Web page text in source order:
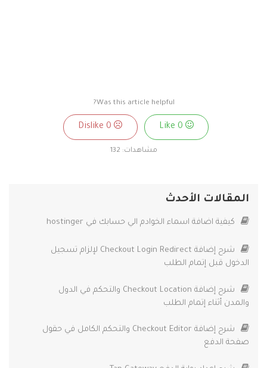
Was this article helpful?
0
Dislike
0
مشاهدات: 132
المقالات الأحدث
كيفية اضافة اسماء الخوادم الي حسابك في hostinger
شرح إضافة Checkout Login Redirect لإلزام تسجيل
الدخول قبل إتمام الطلب
شرح إضافة Checkout Location والتحكم في الدول
والمدن أثناء إتمام الطلب
شرح إضافة Checkout Editor والتحكم الكامل في حقول
صفحة الدفع